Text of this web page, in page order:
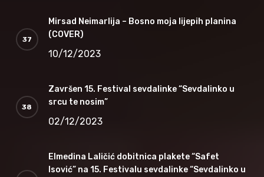
Mirsad Neimarlija – Bosno moja lijepih planina
(COVER)
10/12/2023
Završen 15. Festival sevdalinke “Sevdalinko u
srcu te nosim”
02/12/2023
Elmedina Laličić dobitnica plakete “Safet
Isović” na 15. Festivalu sevdalinke “Sevdalinko u